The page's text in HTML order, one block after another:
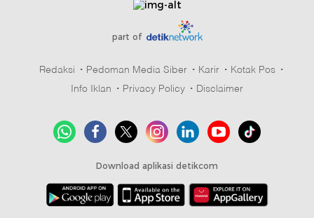
part of
Redaksi Pedoman Media Siber Karir
Kotak Pos
Info Iklan
Privacy Policy Disclaimer
Download aplikasi detikcom